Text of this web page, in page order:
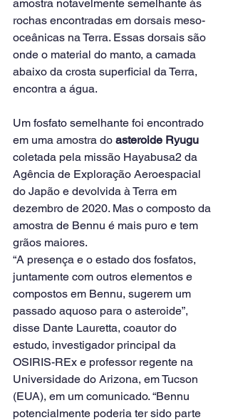
amostra notavelmente semelhante às
rochas encontradas em dorsais meso-
oceânicas na Terra. Essas dorsais são
onde o material do manto, a camada
abaixo da crosta superficial da Terra,
encontra a água.
Um fosfato semelhante foi encontrado
em uma amostra do asteroide Ryugu
coletada pela missão Hayabusa2 da
Agência de Exploração Aeroespacial
do Japão e devolvida à Terra em
dezembro de 2020. Mas o composto da
amostra de Bennu é mais puro e tem
grãos maiores.
“A presença e o estado dos fosfatos,
juntamente com outros elementos e
compostos em Bennu, sugerem um
passado aquoso para o asteroide”,
disse Dante Lauretta, coautor do
estudo, investigador principal da
OSIRIS-REx e professor regente na
Universidade do Arizona, em Tucson
(EUA), em um comunicado. “Bennu
potencialmente poderia ter sido parte